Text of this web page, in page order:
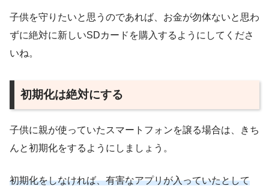
子供を守りたいと思うのであれば、お金が勿体ないと思わ
ずに絶対に新しいSDカードを購入するようにしてくださ
いね。
初期化は絶対にする
子供に親が使っていたスマートフォンを譲る場合は、きち
んと初期化をするようにしましょう。
初期化をしなければ、有害なアプリが入っていたとして